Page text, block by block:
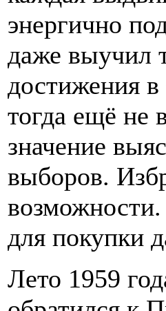
энергично
даже выучил
достижения в
тогда ещё не
значение
выборов.
возможности.
для покупки
Лето 1959